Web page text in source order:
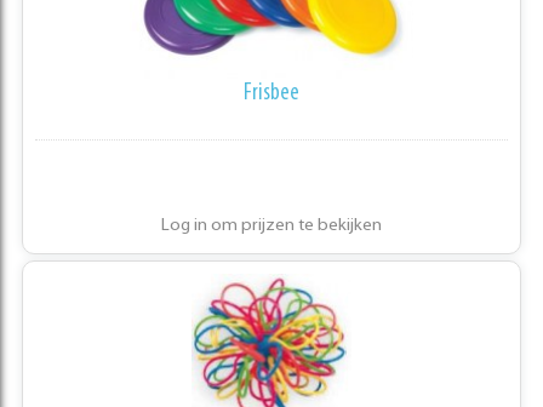
Frisbee
Log in om prijzen te bekijken